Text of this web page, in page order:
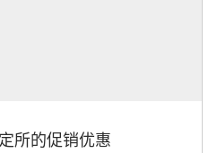
所的促销优惠